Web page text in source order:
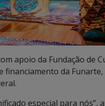
apoio da Fundação de
financiamento da
especial para